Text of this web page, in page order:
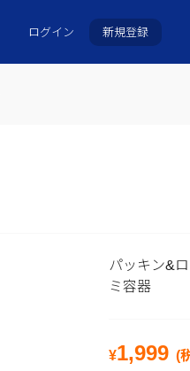
ログイン 新規登録
パッキン&
ミ容器
¥1,999 (